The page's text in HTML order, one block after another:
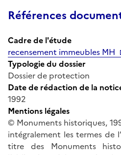
Références
Cadre de l'étude
recensement immeubles MH
Typologie du dossier
Dossier de protection
Date de rédaction de la
1992
Mentions légales
© Monuments historiques,
intégralement les termes de
titre des Monuments